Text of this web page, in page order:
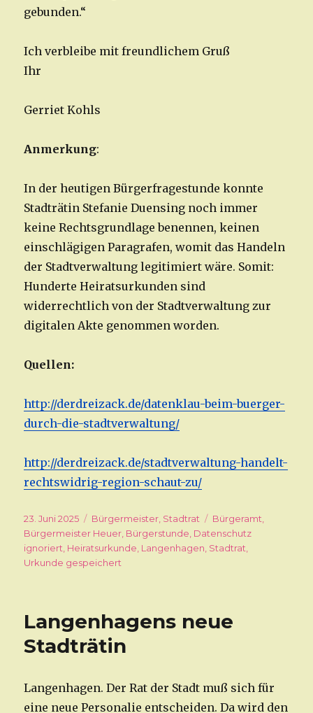
gebunden.“
Ich verbleibe mit freundlichem Gruß
Ihr
Gerriet Kohls
Anmerkung:
In der heutigen Bürgerfragestunde konnte
Stadträtin Stefanie Duensing noch immer
keine Rechtsgrundlage benennen, keinen
einschlägigen Paragrafen, womit das Handeln
der Stadtverwaltung legitimiert wäre. Somit:
Hunderte Heiratsurkunden sind
widerrechtlich von der Stadtverwaltung zur
digitalen Akte genommen worden.
Quellen:
http://derdreizack.de/datenklau-beim-buerger-
durch-die-stadtverwaltung/
http://derdreizack.de/stadtverwaltung-handelt-
rechtswidrig-region-schaut-zu/
Veröffentlicht
am
23. Juni 2025 Kategorien
Bürgermeister Stadtrat Schlagwörter
Bürgeramt
Bürgermeister Heuer Bürgerstunde Datenschutz
ignoriert Heiratsurkunde Langenhagen Stadtrat
Urkunde gespeichert
Langenhagens neue
Stadträtin
Langenhagen. Der Rat der Stadt muß sich für
eine neue Personalie entscheiden. Da wird den